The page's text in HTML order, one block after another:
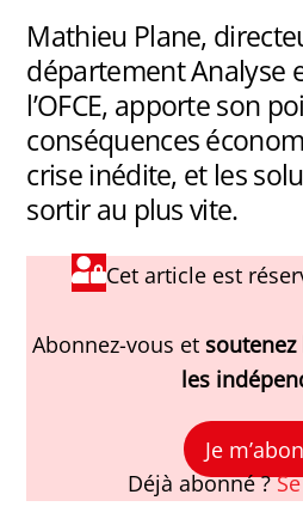
Mathieu Plane,
département Analyse
l’OFCE, apporte son
conséquences
crise inédite, et les
sortir au plus vite.
Cet article est
Abonnez-vous et
les
Je
Déjà abonné ?